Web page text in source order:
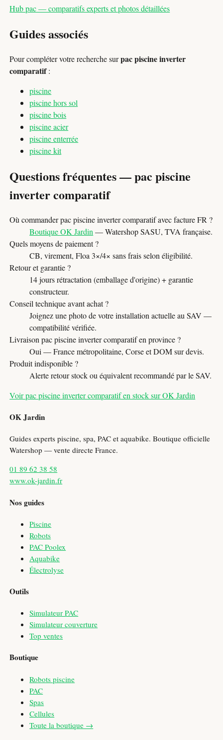
Hub pac — comparatifs experts et photos détaillées
Guides associés
Pour compléter votre recherche surpac piscine inverter
comparatif:
piscine
piscine hors sol
piscine bois
piscine acier
piscine enterrée
piscine kit
Questions fréquentes — pac piscine
inverter comparatif
Où commander pac piscine inverter comparatif avec facture FR ?
Boutique OK Jardin — Watershop SASU, TVA française.
Quels moyens de paiement ?
CB, virement, Floa 3×/4× sans frais selon éligibilité.
Retour et garantie ?
14 jours rétractation (emballage d'origine) + garantie
constructeur.
Conseil technique avant achat ?
Joignez une photo de votre installation actuelle au SAV —
compatibilité vérifiée.
Livraison pac piscine inverter comparatif en province ?
Oui — France métropolitaine, Corse et DOM sur devis.
Produit indisponible ?
Alerte retour stock ou équivalent recommandé par le SAV.
Voir pac piscine inverter comparatif en stock sur OK Jardin
OK Jardin
Guides experts piscine, spa, PAC et aquabike. Boutique officielle
Watershop — vente directe France.
01 89 62 38 58
www.ok-jardin.fr
Nos guides
Piscine
Robots
PAC Poolex
Aquabike
Électrolyse
Outils
Simulateur PAC
Simulateur couverture
Top ventes
Boutique
Robots piscine
PAC
Spas
Cellules
Toute la boutique →